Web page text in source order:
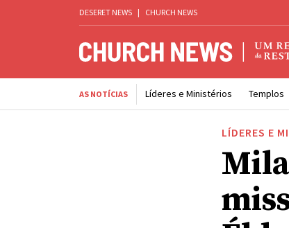
DESERET NEWS | CHURCH NEWS
AS NOTÍCIAS Líderes e Ministérios Templos
LÍDERES E